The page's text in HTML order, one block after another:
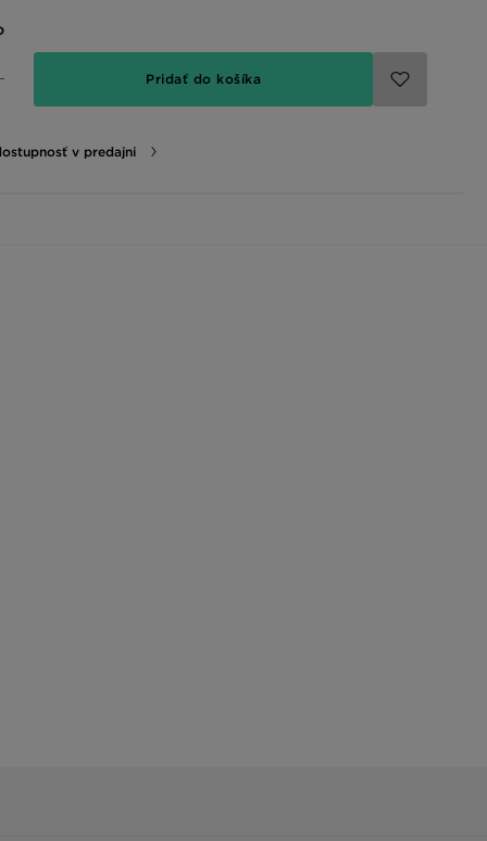
Pridať do košíka
v predajni